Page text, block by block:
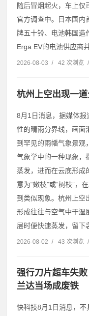
随后冒烟起火，车上仅
官方调查中。日本国内
牌五十铃、电池韩国造
Erga EV的电池供应商
2026-08-03 / 42 次浏览 /
杭州上空出现一
8月1日消息，据媒体
性的晴雨分界线，画面
到罕见的雨幡气象景观
气象学中的一种现象，
蒸发，进而在云底形成
意为“嫩枝”或“树枝”，
到类似现象。杭州上空
形成往往与空气中干湿
层时便快速蒸发，留下
2026-08-02 / 43 次浏览 /
强行刀片超车失
兰达当场成废铁
快科技8月1日消息，